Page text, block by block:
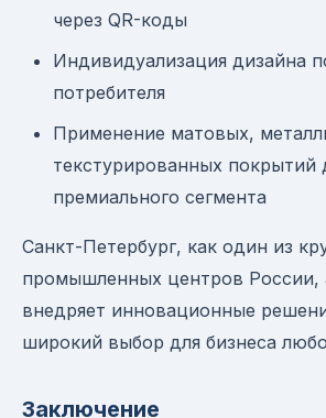
через QR-коды
Индивидуализация дизайна
потребителя
Применение матовых,
текстурированных покрытий
премиального сегмента
Санкт-Петербург, как один из
промышленных центров России,
внедряет инновационные
широкий выбор для бизнеса
Заключение